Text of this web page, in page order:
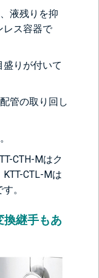
液残りを抑
レス容器で
りが付いて
管の取り回し
CTH-Mはク
CTL-Mは
。
換継手もあ